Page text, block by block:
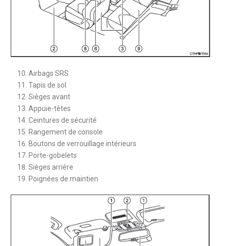
Airbags SRS
Tapis de sol.
Sièges avant
Appuie-têtes
Ceintures de sécurité
Rangement de console
Boutons de verrouillage intérieurs
Porte-gobelets
Sièges arrière
Poignées de maintien